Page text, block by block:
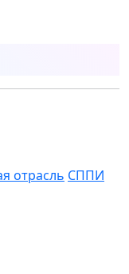
отрасль СППИ